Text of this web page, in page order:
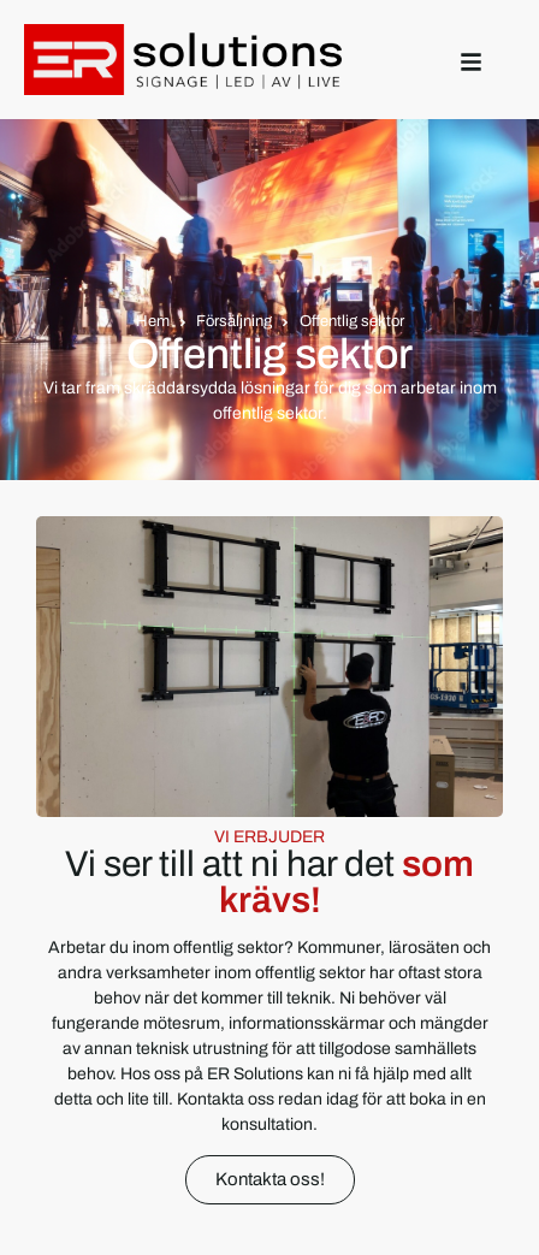
Hem Försäljning Offentlig sektor
Offentlig sektor
Vi tar fram skräddarsydda lösningar för dig som arbetar inom
offentlig sektor.
VI ERBJUDER
Vi ser till att ni har det som
krävs!
Arbetar du inom offentlig sektor? Kommuner, lärosäten och
andra verksamheter inom offentlig sektor har oftast stora
behov när det kommer till teknik. Ni behöver väl
fungerande mötesrum, informationsskärmar och mängder
av annan teknisk utrustning för att tillgodose samhällets
behov. Hos oss på ER Solutions kan ni få hjälp med allt
detta och lite till. Kontakta oss redan idag för att boka in en
konsultation.
Kontakta oss!